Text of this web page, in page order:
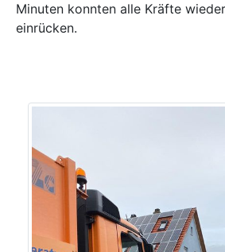
Minuten konnten alle Kräfte
einrücken.